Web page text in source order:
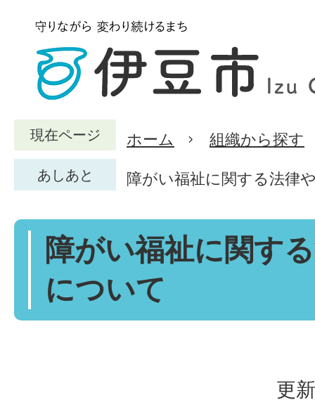
現在ページ ホーム 組織から探す
あしあと 障がい福祉に関する法律
障がい福祉に関す
について
更